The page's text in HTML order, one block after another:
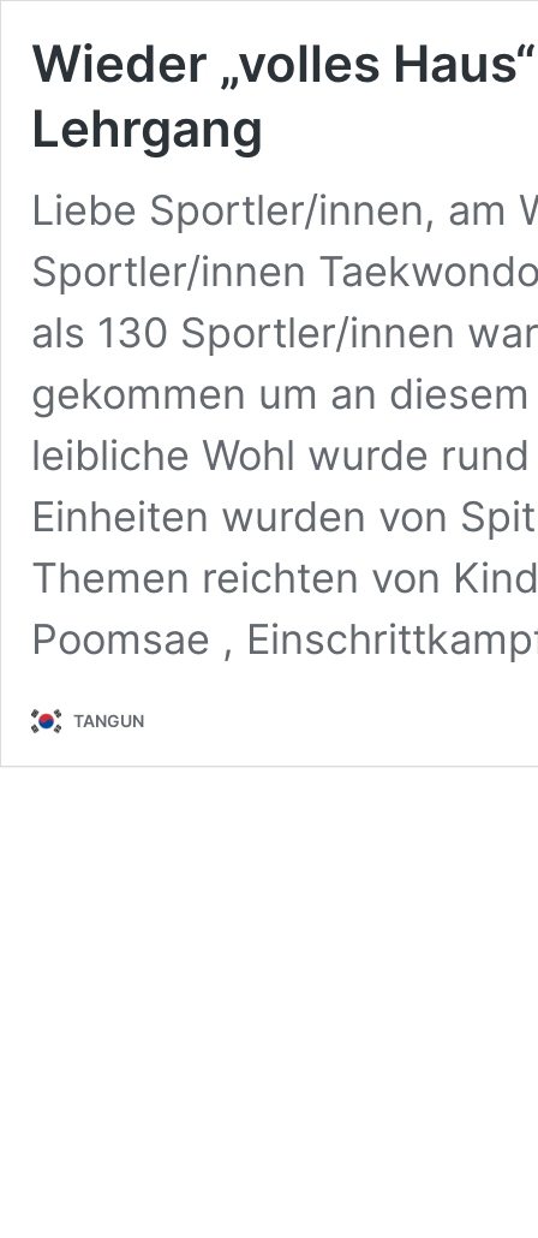
Wieder „volles
Lehrgang
Liebe Sportler/innen, am
Sportler/innen
als 130 Sportler/innen
gekommen um an
leibliche Wohl wurde
Einheiten wurden von
Themen reichten von
Poomsae ,
TANGUN